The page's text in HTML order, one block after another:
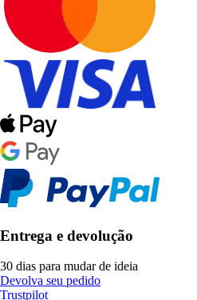
Entrega e devolução
30 dias para mudar de ideia
Devolva seu pedido
Trustpilot